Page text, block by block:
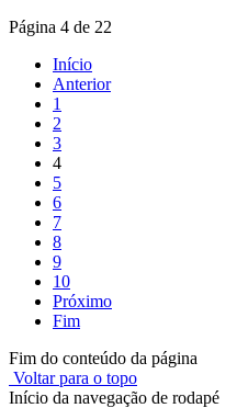
Página 4 de 22
Início
Anterior
1
2
3
4
5
6
7
8
9
10
Próximo
Fim
Fim do conteúdo da página
Voltar para o topo
Início da navegação de rodapé